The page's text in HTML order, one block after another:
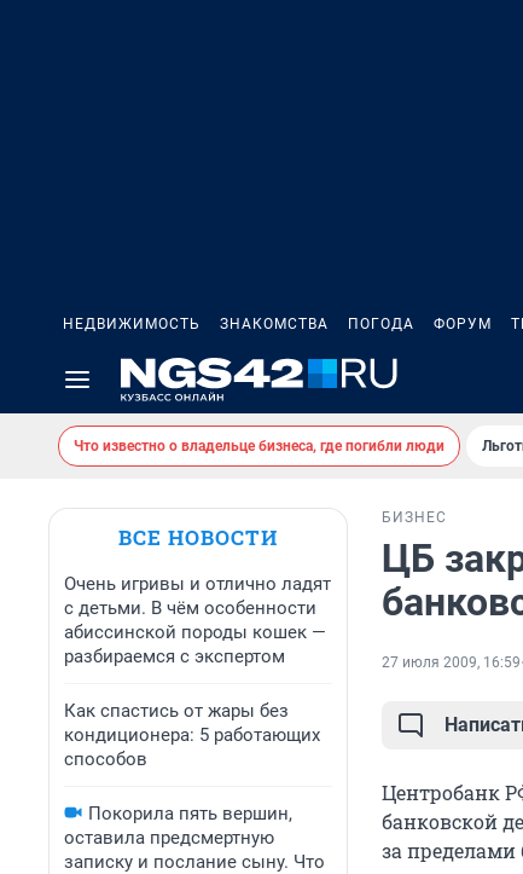
НЕДВИЖИМОСТЬ ЗНАКОМСТВА ПОГОДА ФОРУМ
Что известно о владельце бизнеса, где погибли люди
ВСЕ НОВОСТИ
Очень игривы и отлично ладят
с детьми. В чём особенности
абиссинской породы кошек —
разбираемся с экспертом
Как спастись от жары без
кондиционера: 5 работающих
способов
Покорила пять вершин,
оставила предсмертную
записку и послание сыну. Что
БИЗНЕС
ЦБ
27 июля 2009, 16:59
Центробанк
банковской
за пределами